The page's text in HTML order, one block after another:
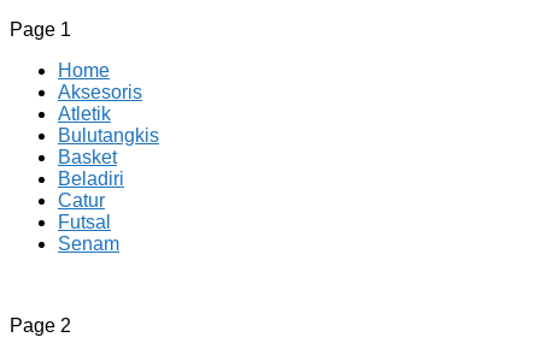
Page 1
Home
Aksesoris
Atletik
Bulutangkis
Basket
Beladiri
Catur
Futsal
Senam
CV JAYA BERSAMA Co Id
Menyediakan Semua Perlengkapan Olahraga Yang
Page 2